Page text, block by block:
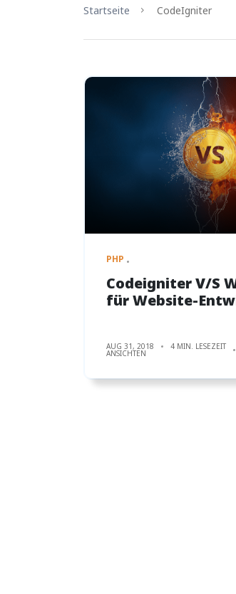
Startseite
CodeIgniter
PHP
Codeigniter V/S
für Website-
AUG 31, 2018 4 MIN. LESEZEIT
ANSICHTEN